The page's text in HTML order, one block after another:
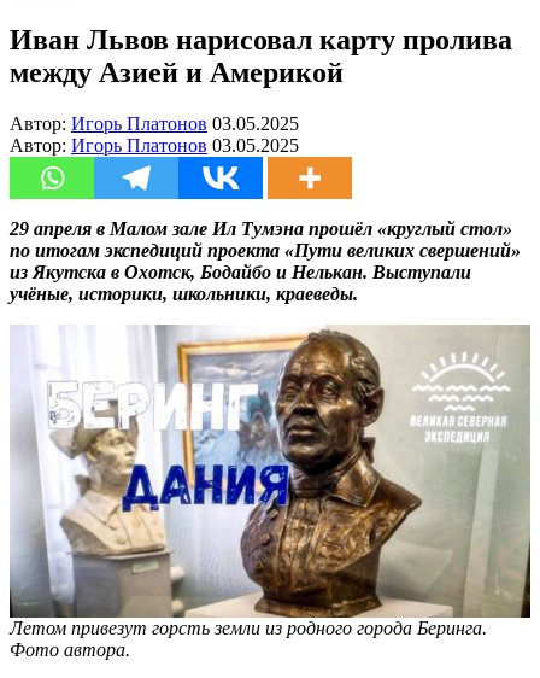
Иван Львов нарисовал карту пролива
между Азией и Америкой
Автор: Игорь Платонов 03.05.2025
Автор: Игорь Платонов 03.05.2025
29 апреля в Малом зале Ил Тумэна прошёл «круглый стол»
по итогам экспедиций проекта «Пути великих свершений»
из Якутска в Охотск, Бодайбо и Нелькан. Выступали
учёные, историки, школьники, краеведы.
Летом привезут горсть земли из родного города Беринга.
Фото автора.